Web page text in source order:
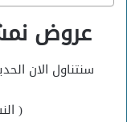
عروض
سنتناول الان
(